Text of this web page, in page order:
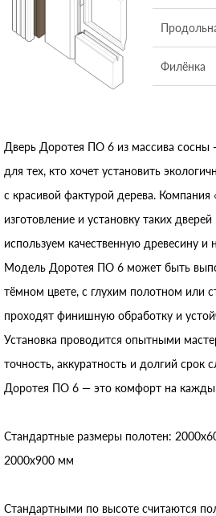
Филёнка
Дверь Доротея ПО 6 из массива сосны
для тех, кто хочет установить
с красивой фактурой дерева.
изготовление и установку таких
используем качественную древесину
Модель Доротея ПО 6 может быть
тёмном цвете, с глухим полотном или
проходят финишную обработку и
Установка проводится опытными
точность, аккуратность и долгий срок
Доротея ПО 6 — это комфорт на
Стандартные размеры полотен:
2000x900 мм
Стандартными по высоте считаются